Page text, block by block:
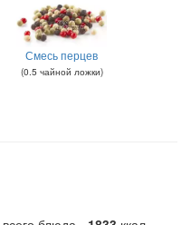
Смесь перцев
(0.5 чайной ложки)